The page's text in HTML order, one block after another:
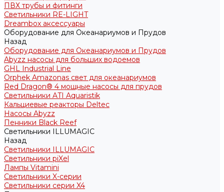
ПВХ трубы и фитинги
Светильники RE-LIGHT
Dreambox аксессуары
Оборудование для Океанариумов и Прудов
Назад
Оборудование для Океанариумов и Прудов
Abyzz насосы для больших водоемов
GHL Industrial Line
Orphek Amazonas свет для океанариумов
Red Dragon® 4 мощные насосы для прудов
Светильники ATI Aquaristik
Кальциевые реакторы Deltec
Насосы Abyzz
Пенники Black Reef
Светильники ILLUMAGIC
Назад
Светильники ILLUMAGIC
Светильники piXel
Лампы Vitamini
Светильники X-серии
Светильники серии X4